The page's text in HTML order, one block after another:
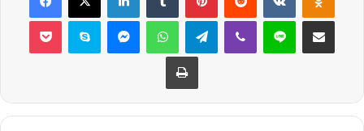
Pocket Skype MessengerWhatsAppTelegramViber Line E-Posta ile
Yazdır